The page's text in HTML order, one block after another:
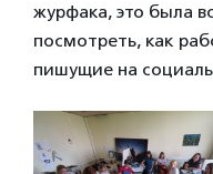
журфака, это была
посмотреть, как
пишущие на